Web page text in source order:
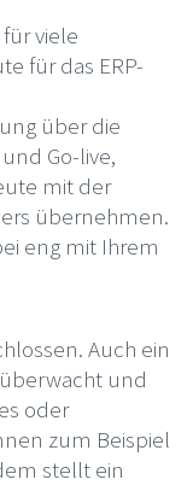
viele
für das ERP-
über die
Go-live,
mit der
übernehmen.
eng mit Ihrem
Auch ein
und
oder
zum Beispiel
stellt ein